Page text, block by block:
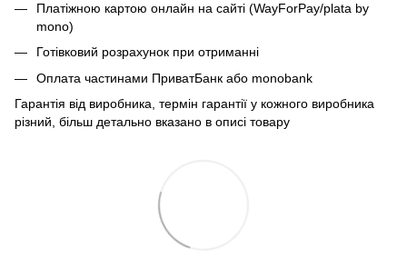
Платіжною картою онлайн на сайті (WayForPay/plata by
mono)
Готівковий розрахунок при отриманні
Оплата частинами ПриватБанк або monobank
Гарантія від виробника, термін гарантії у кожного виробника
різний, більш детально вказано в описі товару